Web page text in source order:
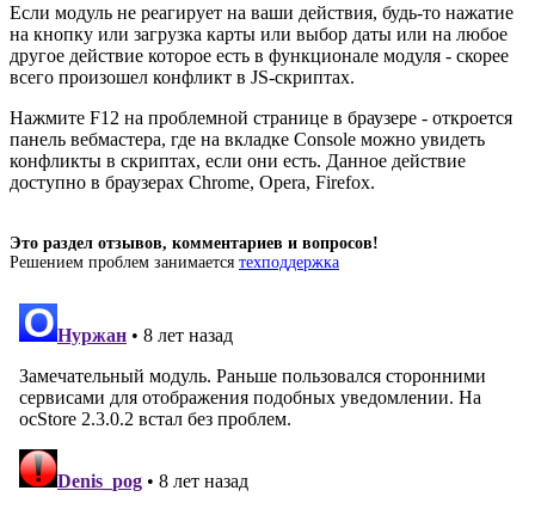
Если модуль не реагирует на ваши действия, будь-то нажатие
на кнопку или загрузка карты или выбор даты или на любое
другое действие которое есть в функционале модуля - скорее
всего произошел конфликт в JS-скриптах.
Нажмите F12 на проблемной странице в браузере - откроется
панель вебмастера, где на вкладке Console можно увидеть
конфликты в скриптах, если они есть. Данное действие
доступно в браузерах Chrome, Opera, Firefox.
Это раздел отзывов, комментариев и вопросов!
Решением проблем занимается техподдержка